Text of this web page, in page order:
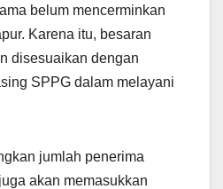
belum mencerminkan
Karena itu, besaran
disesuaikan dengan
SPPG dalam melayani
jumlah penerima
akan memasukkan